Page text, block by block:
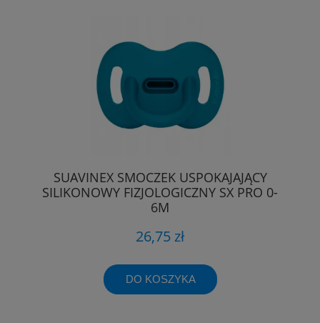
SUAVINEX SMOCZEK USPOKAJAJĄCY
SILIKONOWY FIZJOLOGICZNY SX PRO 0-
6M
26,75 zł
DO KOSZYKA